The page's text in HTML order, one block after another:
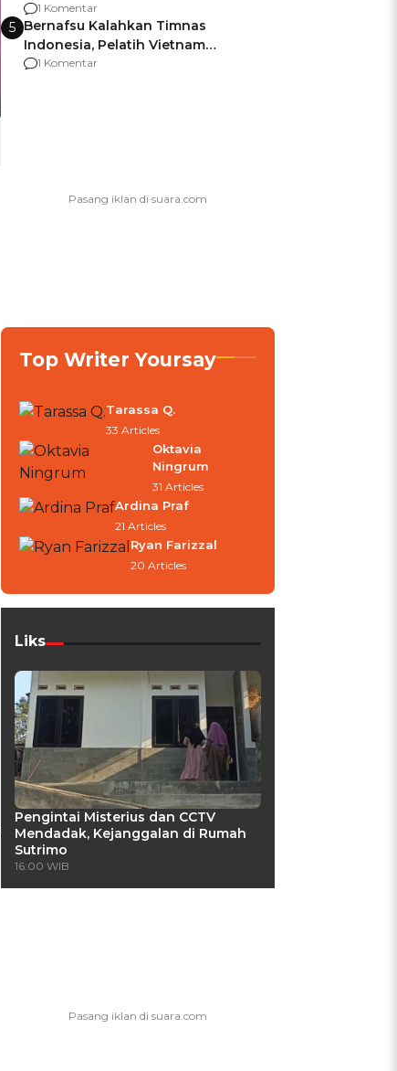
agar Dana Tidak Hangus!
1 Komentar
5 Bernafsu Kalahkan Timnas
Indonesia, Pelatih Vietnam
Berencana Pakai Jimat di Pakansari
1 Komentar
Top Writer Yoursay
Tarassa Q.
33 Articles
Oktavia
Ningrum
31 Articles
Ardina Praf
21 Articles
Ryan Farizzal
20 Articles
Liks
Pengintai Misterius dan CCTV
Mendadak, Kejanggalan di Rumah
Sutrimo
16:00 WIB